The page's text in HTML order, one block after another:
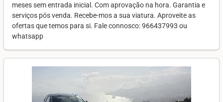
meses sem entrada inicial. Com aprovação na hora. Garantia e
serviços pós venda. Recebe-mos a sua viatura. Aproveite as
ofertas que temos para si. Fale connosco: 966437993 ou
whatsapp